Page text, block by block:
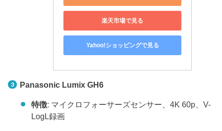
楽天市場で見る
Yahoo!ショッピングで見る
Panasonic Lumix GH6
特徴: マイクロフォーサーズセンサー、4K 60p、V-
LogL録画